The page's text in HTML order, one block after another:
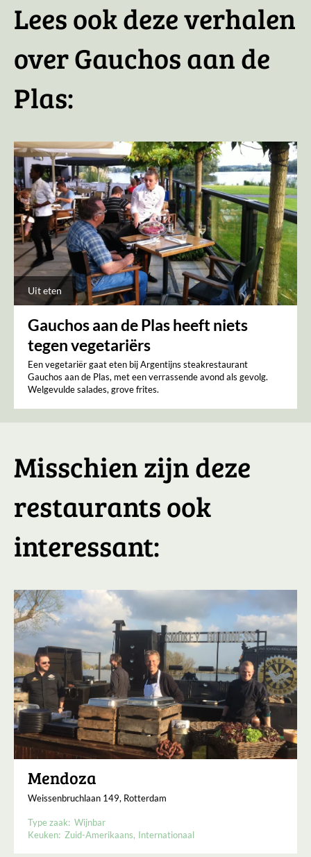
Lees ook deze verhalen
over Gauchos aan de
Plas:
Uit eten
Gauchos aan de Plas heeft niets
tegen vegetariërs
Een vegetariër gaat eten bij Argentijns steakrestaurant
Gauchos aan de Plas, met een verrassende avond als gevolg.
Welgevulde salades, grove frites.
Misschien zijn deze
restaurants ook
interessant:
Mendoza
Weissenbruchlaan 149, Rotterdam
Type zaak: Wijnbar
Keuken: Zuid-Amerikaans Internationaal